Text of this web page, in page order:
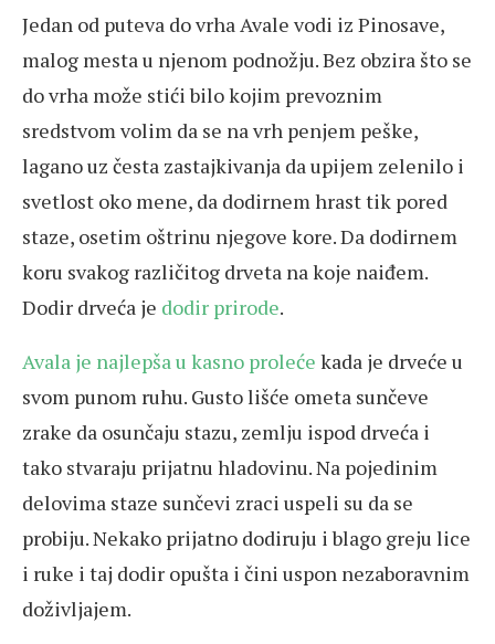
Jedan od puteva do vrha Avale vodi iz Pinosave,
malog mesta u njenom podnožju. Bez obzira što se
do vrha može stići bilo kojim prevoznim
sredstvom volim da se na vrh penjem peške,
lagano uz česta zastajkivanja da upijem zelenilo i
svetlost oko mene, da dodirnem hrast tik pored
staze, osetim oštrinu njegove kore. Da dodirnem
koru svakog različitog drveta na koje naiđem.
Dodir drveća je dodir prirode.
Avala je najlepša u kasno proleće kada je drveće u
svom punom ruhu. Gusto lišće ometa sunčeve
zrake da osunčaju stazu, zemlju ispod drveća i
tako stvaraju prijatnu hladovinu. Na pojedinim
delovima staze sunčevi zraci uspeli su da se
probiju. Nekako prijatno dodiruju i blago greju lice
i ruke i taj dodir opušta i čini uspon nezaboravnim
doživljajem.